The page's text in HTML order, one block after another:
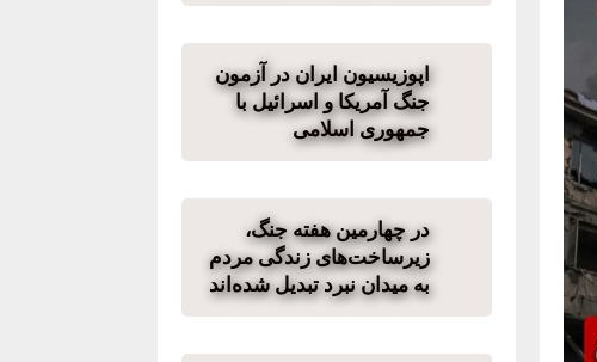
اپوزیسیون ایران در آزمون
جنگ آمریکا و اسرائیل با
جمهوری اسلامی
در چهارمین هفته جنگ،
زیرساخت‌های زندگی مردم
به میدان نبرد تبدیل شده‌اند